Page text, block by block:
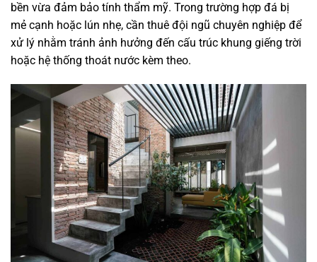
bền vừa đảm bảo tính thẩm mỹ. Trong trường hợp đá bị
mẻ cạnh hoặc lún nhẹ, cần thuê đội ngũ chuyên nghiệp để
xử lý nhằm tránh ảnh hưởng đến cấu trúc khung giếng trời
hoặc hệ thống thoát nước kèm theo.